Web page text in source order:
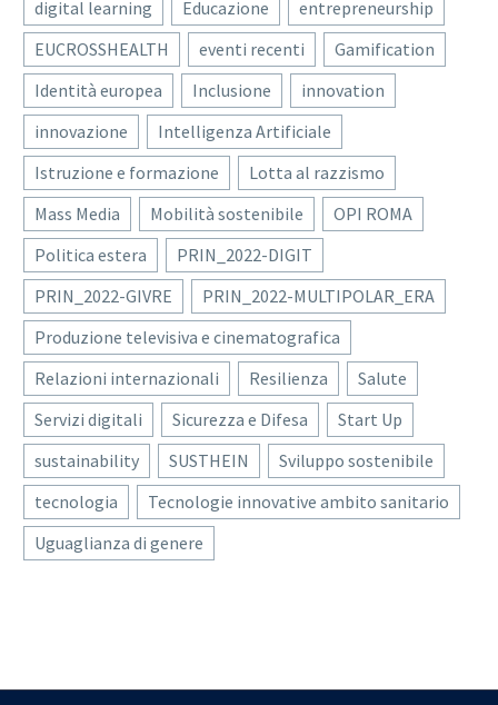
digital learning
Educazione
entrepreneurship
EUCROSSHEALTH
eventi recenti
Gamification
Identità europea
Inclusione
innovation
innovazione
Intelligenza Artificiale
Istruzione e formazione
Lotta al razzismo
Mass Media
Mobilità sostenibile
OPI ROMA
Politica estera
PRIN_2022-DIGIT
PRIN_2022-GIVRE
PRIN_2022-MULTIPOLAR_ERA
Produzione televisiva e cinematografica
Relazioni internazionali
Resilienza
Salute
Servizi digitali
Sicurezza e Difesa
Start Up
sustainability
SUSTHEIN
Sviluppo sostenibile
tecnologia
Tecnologie innovative ambito sanitario
Uguaglianza di genere